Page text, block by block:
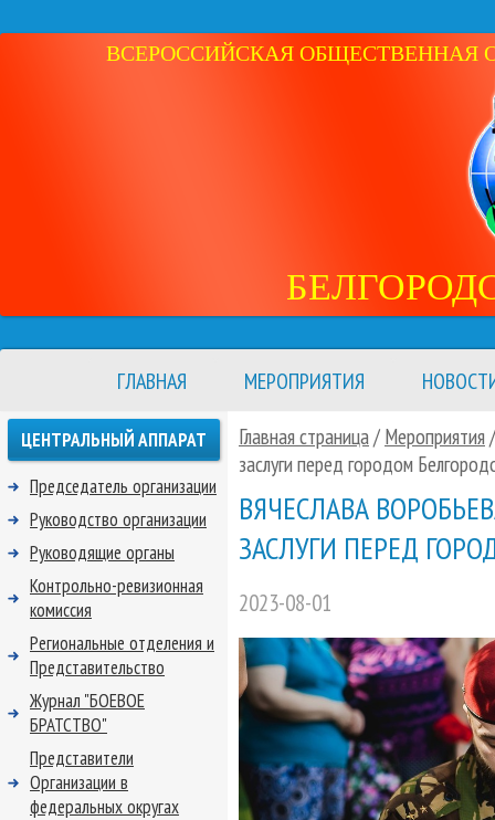
ВСЕРОССИЙСКАЯ ОБЩЕСТВЕННАЯ
ГЛАВНАЯ МЕРОПРИЯТИЯ
Главная страница/ Мероприятия
заслуги перед городом
ВЯЧЕСЛАВА
ЗАСЛУГИ ПЕРЕД
2023-08-01
ЦЕНТРАЛЬНЫЙ АППАРАТ
Председатель организации
Руководство организации
Руководящие органы
Контрольно-ревизионная
комиссия
Региональные отделения и
Представительство
Журнал "БОЕВОЕ
БРАТСТВО"
Представители
Организации в
федеральных округах